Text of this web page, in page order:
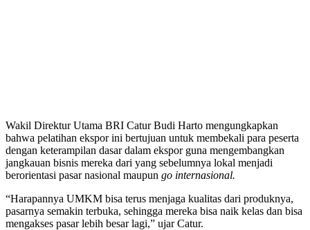
Wakil Direktur Utama BRI Catur Budi Harto mengungkapkan
bahwa pelatihan ekspor ini bertujuan untuk membekali para peserta
dengan keterampilan dasar dalam ekspor guna mengembangkan
jangkauan bisnis mereka dari yang sebelumnya lokal menjadi
berorientasi pasar nasional maupun go internasional.
“Harapannya UMKM bisa terus menjaga kualitas dari produknya,
pasarnya semakin terbuka, sehingga mereka bisa naik kelas dan bisa
mengakses pasar lebih besar lagi,” ujar Catur.